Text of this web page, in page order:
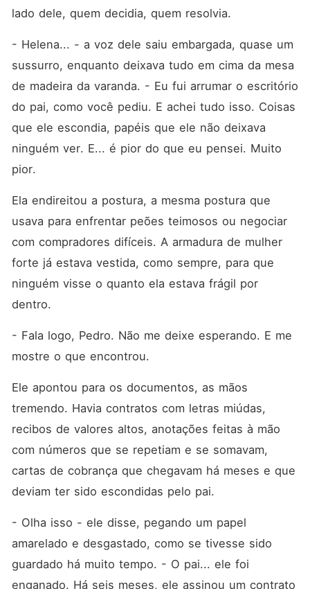
lado dele, quem decidia, quem resolvia.
- Helena... - a voz dele saiu embargada, quase um
sussurro, enquanto deixava tudo em cima da mesa
de madeira da varanda. - Eu fui arrumar o escritório
do pai, como você pediu. E achei tudo isso. Coisas
que ele escondia, papéis que ele não deixava
ninguém ver. E... é pior do que eu pensei. Muito
pior.
Ela endireitou a postura, a mesma postura que
usava para enfrentar peões teimosos ou negociar
com compradores difíceis. A armadura de mulher
forte já estava vestida, como sempre, para que
ninguém visse o quanto ela estava frágil por
dentro.
- Fala logo, Pedro. Não me deixe esperando. E me
mostre o que encontrou.
Ele apontou para os documentos, as mãos
tremendo. Havia contratos com letras miúdas,
recibos de valores altos, anotações feitas à mão
com números que se repetiam e se somavam,
cartas de cobrança que chegavam há meses e que
deviam ter sido escondidas pelo pai.
- Olha isso - ele disse, pegando um papel
amarelado e desgastado, como se tivesse sido
guardado há muito tempo. - O pai... ele foi
enganado. Há seis meses, ele assinou um contrato